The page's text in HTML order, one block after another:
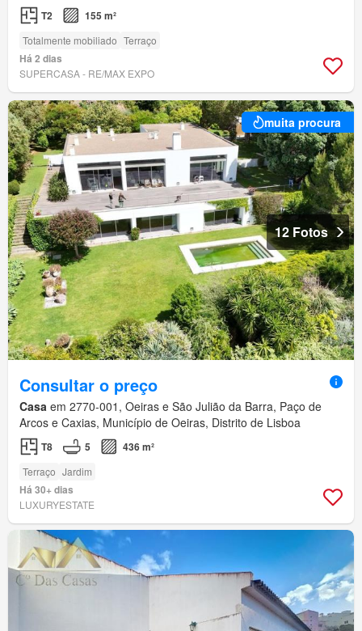
T2 155 m²
Totalmente mobiliado Terraço
Há 2 dias
SUPERCASA - RE/MAX EXPO
muita procura
12 Fotos
Consultar o preço
Casa em 2770-001, Oeiras e São Julião da Barra, Paço de
Arcos e Caxias, Município de Oeiras, Distrito de Lisboa
T8 5 436 m²
Terraço Jardim
Há 30+ dias
LUXURYESTATE